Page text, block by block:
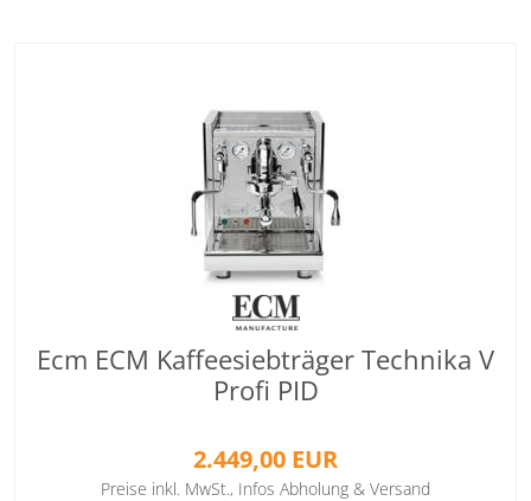
Ecm ECM Kaffeesiebträger Technika V
Profi PID
2.449,00 EUR
Preise inkl. MwSt., Infos Abholung & Versand